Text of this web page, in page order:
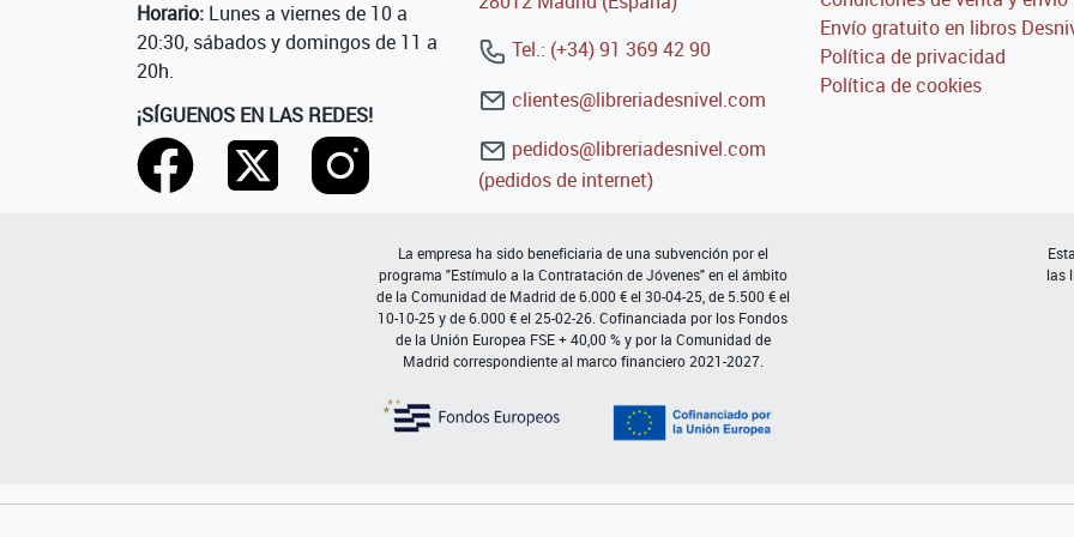
Horario: Lunes a viernes de 10 a
20:30, sábados y domingos de 11 a
20h.
¡SÍGUENOS EN LAS REDES!
Tel.: (+34) 91 369 42 90
clientes@libreriadesnivel.com
pedidos@libreriadesnivel.com
(pedidos de internet)
Envío gratuito en libros
Política de privacidad
Política de cookies
La empresa ha sido beneficiaria de una subvención por el
programa "Estímulo a la Contratación de Jóvenes" en el ámbito
de la Comunidad de Madrid de 6.000 € el 30-04-25, de 5.500 € el
10-10-25 y de 6.000 € el 25-02-26. Cofinanciada por los Fondos
de la Unión Europea FSE + 40,00 % y por la Comunidad de
Madrid correspondiente al marco financiero 2021-2027.
las